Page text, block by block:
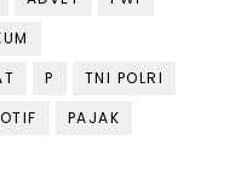
P
TNI POLRI
PAJAK